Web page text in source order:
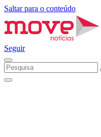
Saltar para o conteúdo
Seguir